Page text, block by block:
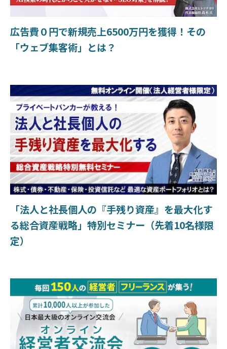
広告費０円で新規売上6500万円を獲得！その
「ウェブ集客術」とは？
「法人と社長個人の『手残り資産』を最大化す
る総合資産戦略」特別セミナー（先着10名様限
定）